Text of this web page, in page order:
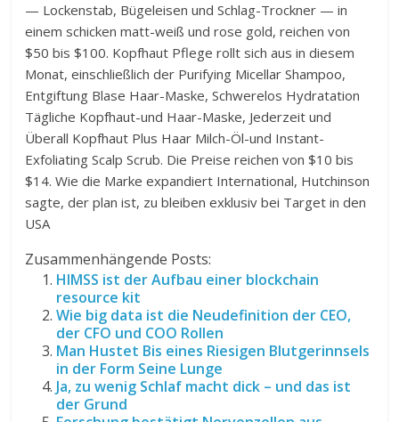
— Lockenstab, Bügeleisen und Schlag-Trockner — in
einem schicken matt-weiß und rose gold, reichen von
$50 bis $100. Kopfhaut Pflege rollt sich aus in diesem
Monat, einschließlich der Purifying Micellar Shampoo,
Entgiftung Blase Haar-Maske, Schwerelos Hydratation
Tägliche Kopfhaut-und Haar-Maske, Jederzeit und
Überall Kopfhaut Plus Haar Milch-Öl-und Instant-
Exfoliating Scalp Scrub. Die Preise reichen von $10 bis
$14. Wie die Marke expandiert International, Hutchinson
sagte, der plan ist, zu bleiben exklusiv bei Target in den
USA
Zusammenhängende Posts:
HIMSS ist der Aufbau einer blockchain
resource kit
Wie big data ist die Neudefinition der CEO,
der CFO und COO Rollen
Man Hustet Bis eines Riesigen Blutgerinnsels
in der Form Seine Lunge
Ja, zu wenig Schlaf macht dick – und das ist
der Grund